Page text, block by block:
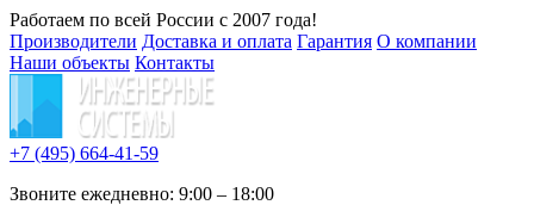
Работаем по всей России с 2007 года!
Производители Доставка и оплата Гарантия О компании
Наши объекты Контакты
+7 (495) 664-41-59
Звоните ежедневно: 9:00 – 18:00